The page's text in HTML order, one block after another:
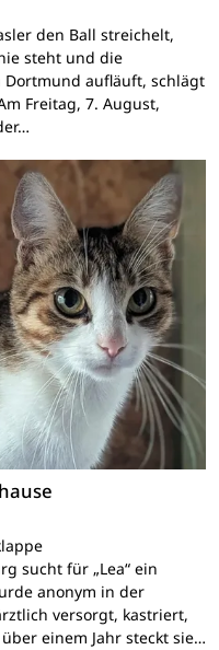
den Ball streichelt,
steht und die
Dortmund aufläuft, schlägt
Freitag, 7. August,
sucht für „Lea“ ein
anonym in der
versorgt, kastriert,
einem Jahr steckt sie…